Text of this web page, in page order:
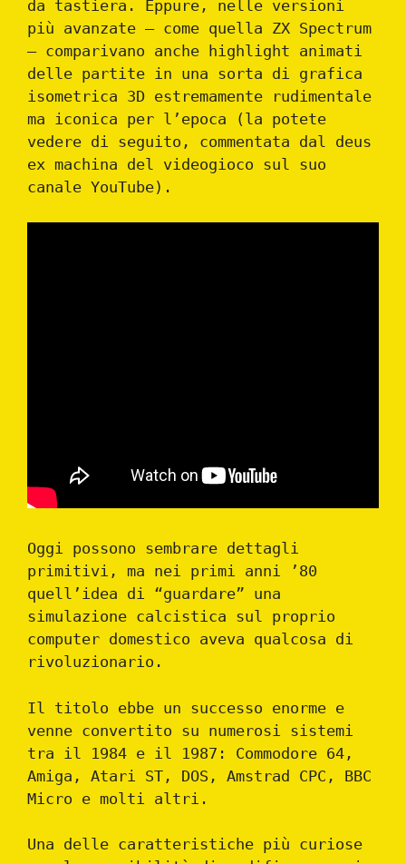
da tastiera. Eppure, nelle versioni
più avanzate — come quella ZX Spectrum
— comparivano anche highlight animati
delle partite in una sorta di grafica
isometrica 3D estremamente rudimentale
ma iconica per l’epoca (la potete
vedere di seguito, commentata dal deus
ex machina del videogioco sul suo
canale YouTube).
Oggi possono sembrare dettagli
primitivi, ma nei primi anni ’80
quell’idea di “guardare” una
simulazione calcistica sul proprio
computer domestico aveva qualcosa di
rivoluzionario.
Il titolo ebbe un successo enorme e
venne convertito su numerosi sistemi
tra il 1984 e il 1987: Commodore 64,
Amiga, Atari ST, DOS, Amstrad CPC, BBC
Micro e molti altri.
Una delle caratteristiche più curiose